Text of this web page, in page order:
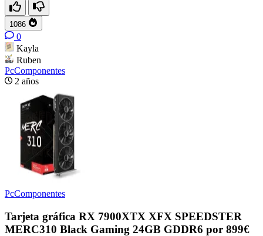
1086
0
Kayla
Ruben
PcComponentes
2 años
PcComponentes
Tarjeta gráfica RX 7900XTX XFX SPEEDSTER
MERC310 Black Gaming 24GB GDDR6 por 899€